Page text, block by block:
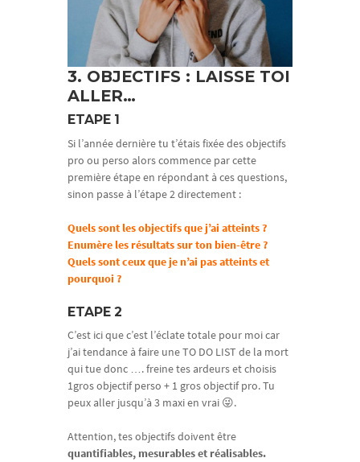
3. OBJECTIFS : LAISSE TOI
ALLER…
ETAPE 1
Si l’année dernière tu t’étais fixée des objectifs
pro ou perso alors commence par cette
première étape en répondant à ces questions,
sinon passe à l’étape 2 directement :
Quels sont les objectifs que j’ai atteints?
Enumère les résultats sur ton bien-être ?
Quels sont ceux que je n’ai pas atteints et
pourquoi ?
ETAPE 2
C’est ici que c’est l’éclate totale pour moi car
j’ai tendance à faire une TO DO LIST de la mort
qui tue donc …. freine tes ardeurs et choisis
1gros objectif perso + 1 gros objectif pro. Tu
peux aller jusqu’à 3 maxi en vrai 😜.
Attention, tes objectifs doivent être
quantifiables, mesurables et réalisables.